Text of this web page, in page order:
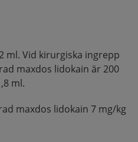
ml. Vid kirurgiska ingrepp
maxdos lidokain är 200
ml.
maxdos lidokain 7 mg/kg